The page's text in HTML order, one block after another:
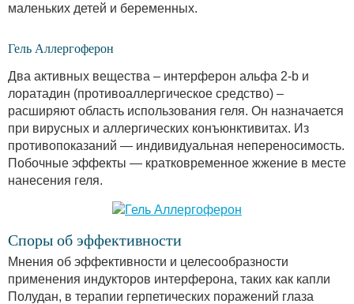
маленьких детей и беременных.
Гель Аллергоферон
Два активных вещества – интерферон альфа 2-b и
лоратадин (противоаллергическое средство) –
расширяют область использования геля. Он назначается
при вирусных и аллергических конъюнктивитах. Из
противопоказаний — индивидуальная непереносимость.
Побочные эффекты — кратковременное жжение в месте
нанесения геля.
Споры об эффективности
Мнения об эффективности и целесообразности
применения индукторов интерферона, таких как капли
Полудан, в терапии герпетических поражений глаза